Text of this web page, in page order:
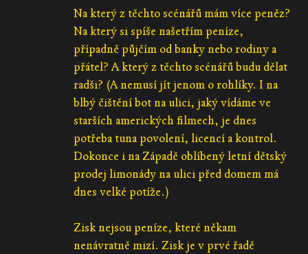
Na který z těchto scénářů mám více peněz?
Na který si spíše našetřím peníze,
případně půjčím od banky nebo rodiny a
přátel? A který z těchto scénářů budu dělat
radši? (A nemusí jít jenom o rohlíky. I na
blbý čištění bot na ulici, jaký vídáme ve
starších amerických filmech, je dnes
potřeba tuna povolení, licencí a kontrol.
Dokonce i na Západě oblíbený letní dětský
prodej limonády na ulici před domem má
dnes velké potíže.)
Zisk nejsou peníze, které někam
nenávratně mizí. Zisk je v prvé řadě